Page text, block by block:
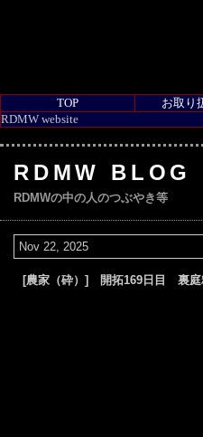
TOP お取り
RDMW website
RDMW BLOG
RDMWの中の人のつぶやき等
Nov 22, 2025
[農家（砕）] 開拓169日目 裏庭